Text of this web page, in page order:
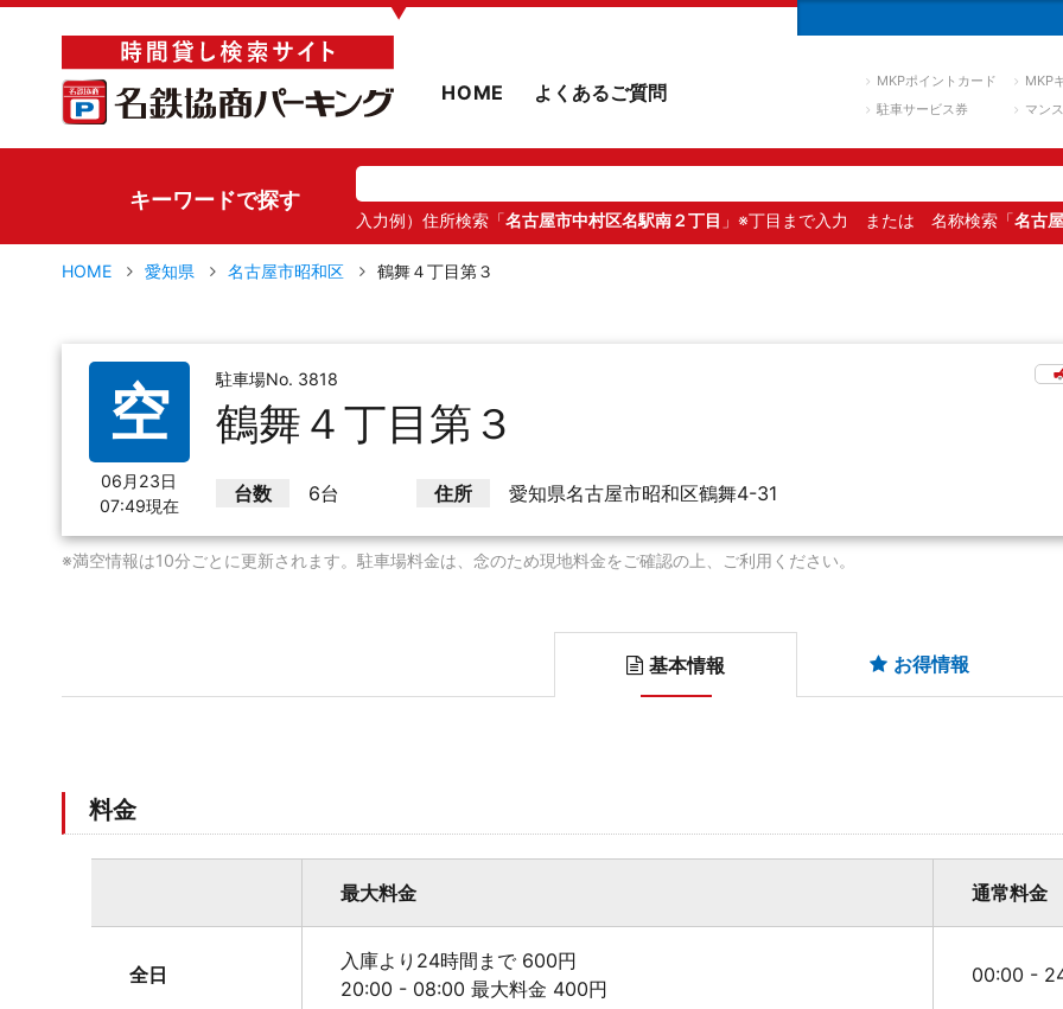
▼
HOME よくあるご質問 MKPポイントカード
MKP
駐車サービス券
マン
キーワードで探す
入力例）住所検索「名古屋市中村区名駅南２丁目 」※丁目まで入力 または 名称検索「名古
HOME 愛知県 名古屋市昭和区 鶴舞４丁目第３
空
06月23日
07:49現在
駐車場No. 3818
鶴舞４丁目第３
台数 6台 住所 愛知県名古屋市昭和区鶴舞4-31
※満空情報は10分ごとに更新されます。駐車場料金は、念のため現地料金をご確認の上、ご利用ください。
基本情報 お得情報
料金
最大料金 通常料金
全日
入庫より24時間まで 600円
20:00 - 08:00 最大料金 400円
00:00 -